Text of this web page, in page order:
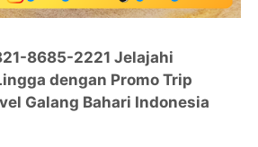
8685-2221 Jelajahi
dengan Promo Trip
Galang Bahari Indonesia